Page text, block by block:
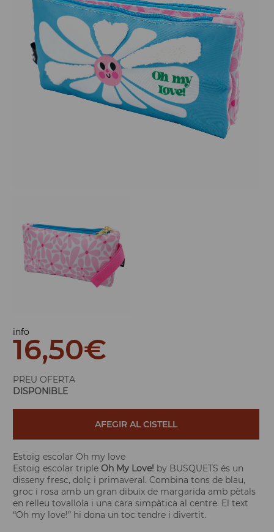
info
16,50€
PREU OFERTA
DISPONIBLE
AFEGIR AL CISTELL
Estoig escolar Oh my love
Estoig escolar triple Oh My Love! by BUSQUETS és un
disseny fresc, dolç i primaveral. Combina tons de blau,
groc i rosa amb un gran dibuix de margarida amb pètals
en relleu tovallola i una cara simpàtica al centre. El text
“Oh my love!” hi dona un toc tendre i divertit.